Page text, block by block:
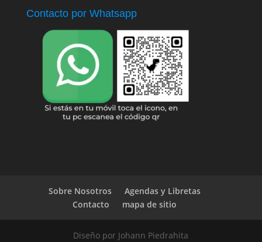
Contacto por Whatsapp
Sobre Nosotros
Agendas y Libretas
Contacto
mapa de sitio
Diseño por Johann Piedrahita